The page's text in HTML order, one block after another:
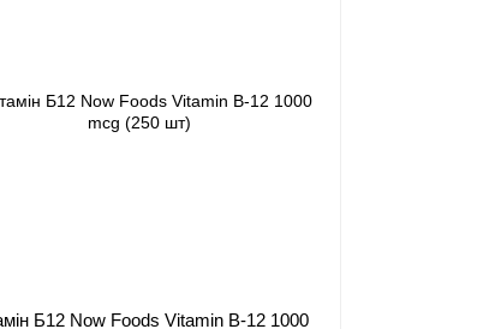
Б12 Now Foods Vitamin B-12 1000